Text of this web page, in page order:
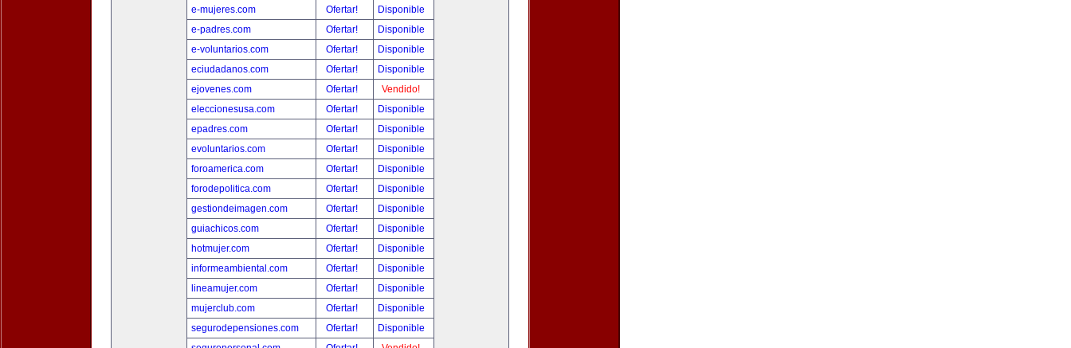
e-mujeres.com
Ofertar!
Disponible
e-padres.com
Ofertar!
Disponible
e-voluntarios.com
Ofertar!
Disponible
eciudadanos.com
Ofertar!
Disponible
ejovenes.com
Ofertar!
Vendido!
eleccionesusa.com
Ofertar!
Disponible
epadres.com
Ofertar!
Disponible
evoluntarios.com
Ofertar!
Disponible
foroamerica.com
Ofertar!
Disponible
forodepolitica.com
Ofertar!
Disponible
gestiondeimagen.com
Ofertar!
Disponible
guiachicos.com
Ofertar!
Disponible
hotmujer.com
Ofertar!
Disponible
informeambiental.com
Ofertar!
Disponible
lineamujer.com
Ofertar!
Disponible
mujerclub.com
Ofertar!
Disponible
segurodepensiones.com
Ofertar!
Disponible